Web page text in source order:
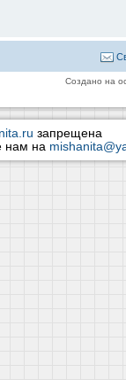
Создано на
запрещена
нам на